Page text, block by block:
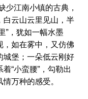
少江南小镇的古典，
白云山云里见山，半
”，犹如一幅水墨
，如在雾中，又仿佛
城堡；一朵低云刚好
“小蛮腰”，勾勒出
万种的感受。